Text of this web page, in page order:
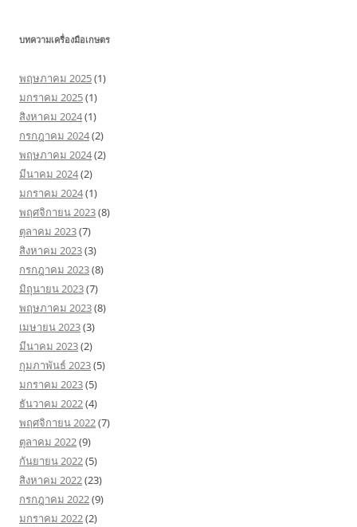
บทความเครื่องมือเกษตร
พฤษภาคม 2025(1)
มกราคม 2025(1)
สิงหาคม 2024(1)
กรกฎาคม 2024(2)
พฤษภาคม 2024(2)
มีนาคม 2024(2)
มกราคม 2024(1)
พฤศจิกายน 2023(8)
ตุลาคม 2023(7)
สิงหาคม 2023(3)
กรกฎาคม 2023(8)
มิถุนายน 2023(7)
พฤษภาคม 2023(8)
เมษายน 2023(3)
มีนาคม 2023(2)
กุมภาพันธ์ 2023(5)
มกราคม 2023(5)
ธันวาคม 2022(4)
พฤศจิกายน 2022(7)
ตุลาคม 2022(9)
กันยายน 2022(5)
สิงหาคม 2022(23)
กรกฎาคม 2022(9)
มกราคม 2022(2)